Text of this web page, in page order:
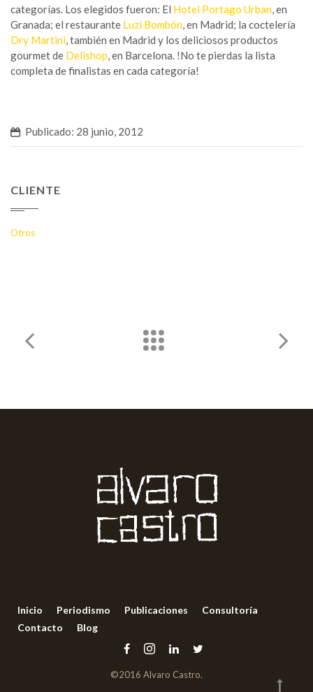
categorías. Los elegidos fueron: El Hotel Portago Urban, en
Granada; el restaurante Luzi Bombón, en Madrid; la coctelería
Dry Martini, también en Madrid y los deliciosos productos
gourmet de Delishop, en Barcelona. !No te pierdas la lista
completa de finalistas en cada categoría!
Publicado: 28 junio, 2012
CLIENTE
Otros
Inicio Periodismo Publicaciones
Consultoría
Contacto
Blog
©2016 Alvaro Castro.